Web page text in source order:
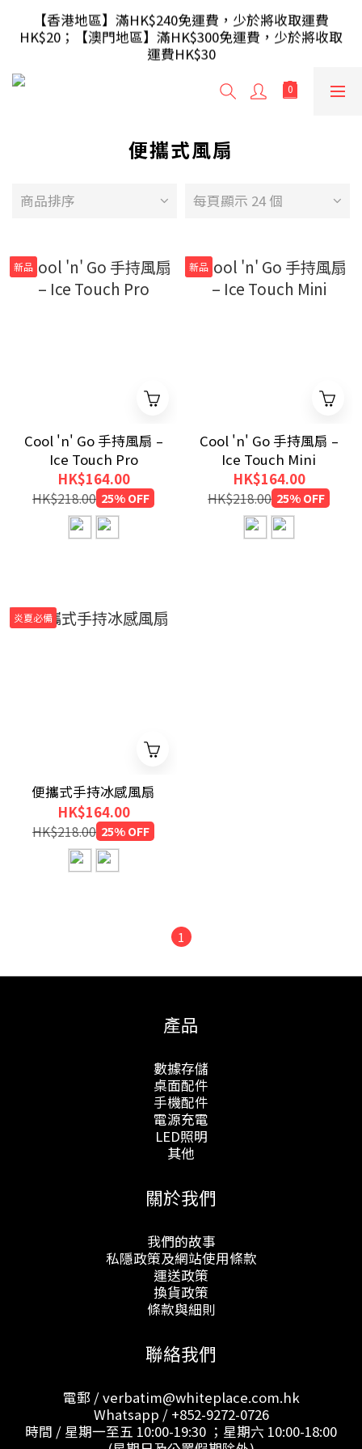
【滿額即送】訂單滿$499 送 USB 無線滑鼠 / 30W USB
充電器 ; 滿$699 再送 AA/AAA 電芯40粒(隨機及根據庫
存調整)
【香港地區】滿HK$240免運費，少於將收取運費
HK$20；【澳門地區】滿HK$300免運費，少於將收取
運費HK$30
【滿額即送】訂單滿$499 送 USB 無線滑鼠 / 30W USB
充電器 ; 滿$699 再送 AA/AAA 電芯40粒(隨機及根據庫
便攜式風扇
商品排序 每頁顯示 24 個
新品
Cool 'n' Go 手持風扇 –
Ice Touch Pro
HK$164.00
HK$218.00 25% OFF
新品
Cool 'n' Go 手持風扇 –
Ice Touch Mini
HK$164.00
HK$218.00 25% OFF
炎夏必備
便攜式手持冰感風扇
HK$164.00
HK$218.00 25% OFF
1
產品
數據存儲
桌面配件
手機配件
電源充電
LED照明
其他
關於我們
我們的故事
私隱政策及網站使用條款
運送政策
換貨政策
條款與細則
聯絡我們
電郵 / verbatim@whiteplace.com.hk
Whatsapp / +852-9272-0726
時間 / 星期一至五 10:00-19:30 ；星期六 10:00-18:00